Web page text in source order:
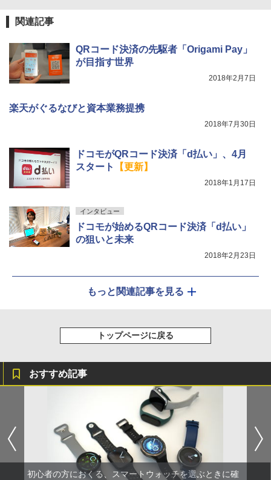
関連記事
QRコード決済の先駆者「Origami Pay」
が目指す世界
2018年2月7日
楽天がぐるなびと資本業務提携
2018年7月30日
ドコモがQRコード決済「d払い」、4月
スタート
【更新】
2018年1月17日
インタビュー
ドコモが始めるQRコード決済「d払い」
の狙いと未来
2018年2月23日
もっと関連記事を見る
トップページに戻る
おすすめ記事
初心者の方におくる、スマートウォッチを選ぶときに確